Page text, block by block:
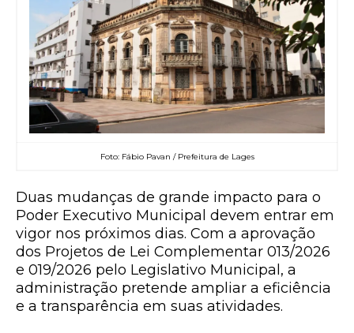
Foto: Fábio Pavan / Prefeitura de Lages
Duas mudanças de grande impacto para o
Poder Executivo Municipal devem entrar em
vigor nos próximos dias. Com a aprovação
dos Projetos de Lei Complementar 013/2026
e 019/2026 pelo Legislativo Municipal, a
administração pretende ampliar a eficiência
e a transparência em suas atividades.